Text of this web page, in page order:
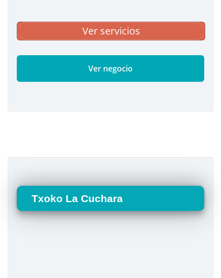
Ver servicios
Ver negocio
Txoko La Cuchara